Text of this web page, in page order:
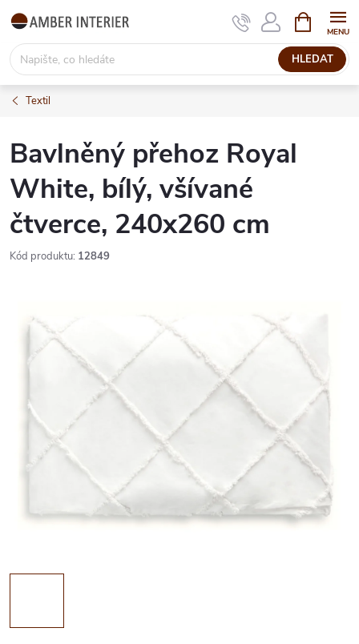
Přejít
obsah
HLEDAT
NÁKUPNÍ
KOŠÍK
Textil
Bavlněný přehoz Royal
White, bílý, všívané
čtverce, 240x260 cm
Kód produktu: 12849